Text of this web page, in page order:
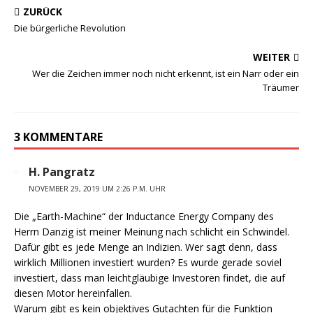
ZURÜCK
Die bürgerliche Revolution
WEITER
Wer die Zeichen immer noch nicht erkennt, ist ein Narr oder ein
Träumer
3 KOMMENTARE
H. Pangratz
NOVEMBER 29, 2019 UM 2:26 P.M. UHR
Die „Earth-Machine“ der Inductance Energy Company des
Herrn Danzig ist meiner Meinung nach schlicht ein Schwindel.
Dafür gibt es jede Menge an Indizien. Wer sagt denn, dass
wirklich Millionen investiert wurden? Es wurde gerade soviel
investiert, dass man leichtgläubige Investoren findet, die auf
diesen Motor hereinfallen.
Warum gibt es kein objektives Gutachten für die Funktion